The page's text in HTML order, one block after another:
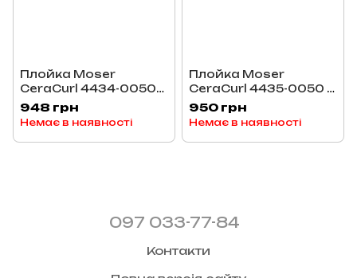
Плойка Moser
CeraCurl 4434-0050
Ø 25 мм
948 грн
Немає в наявності
Плойка Moser
CeraCurl 4435-0050 Ø
32 мм
950 грн
Немає в наявності
097 033-77-84
Контакти